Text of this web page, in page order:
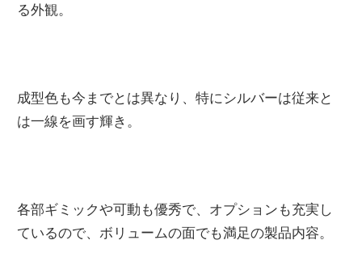
る外観。
成型色も今までとは異なり、特にシルバーは従来と
は一線を画す輝き。
各部ギミックや可動も優秀で、オプションも充実し
ているので、ボリュームの面でも満足の製品内容。